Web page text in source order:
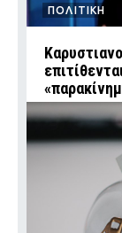
ΠΟΛΙΤΙΚΗ